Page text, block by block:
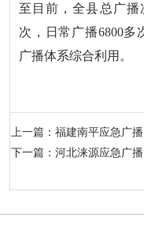
至目前，全县总广播
次，日常广播6800多
广播体系综合利用。
上一篇：福建南平应急广
下一篇：河北涞源应急广